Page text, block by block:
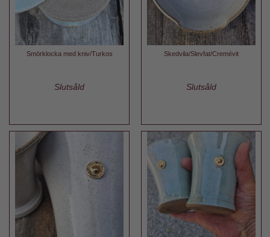
Smörklocka med kniv/Turkos
Slutsåld
Skedvila/Slevfat/Cremévit
Slutsåld